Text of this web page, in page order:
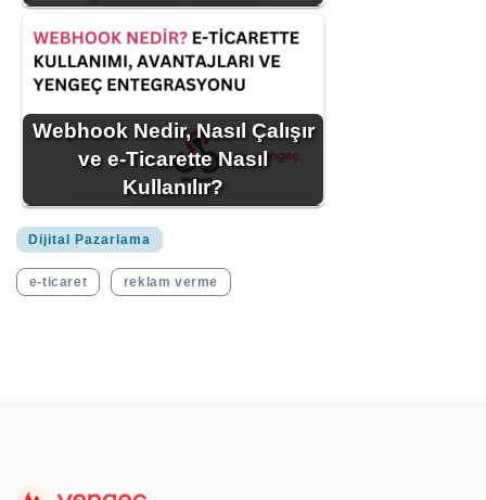
Webhook Nedir, Nasıl Çalışır
ve e-Ticarette Nasıl
Kullanılır?
Dijital Pazarlama
e-ticaret reklam verme